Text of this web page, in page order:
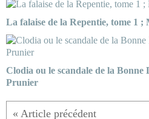
La falaise de la Repentie, tome 1
Clodia ou le scandale de la Bonne
Prunier